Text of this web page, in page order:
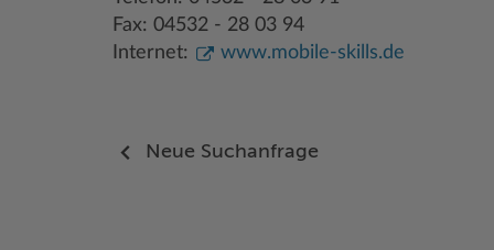
Fax: 04532 - 28 03 94
Internet:
www.mobile-skills.de
Neue Suchanfrage